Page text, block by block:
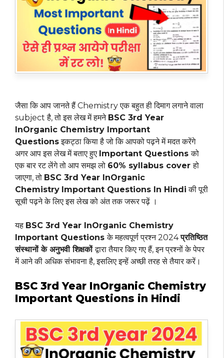
जैसा कि आप जानते हैं Chemistry एक बहुत ही दिमाग लगाने वाला
subject है, तो इस लेख में हमने BSC 3rd Year
InOrganic Chemistry Important
Questionsइकट्ठा किया है जो कि आपको पढ़ने में मदत करेंगे
अगर आप इस लेख में बताए हुए Important Questionsको
एक बार रट लेंगे तो आप समझ लो 60% syllabus coverहो
जाएगा, तो BSC 3rd Year InOrganic
Chemistry Important Questions In Hindi की पूरी
सूची पढ़ने के लिए इस लेख को अंत तक जरूर पढ़ें ।
यह BSC 3rd Year InOrganic Chemistry
Important Questionsके महत्वपूर्ण प्रश्न 2024प्रतिष्ठित
संस्थानों के अनुभवी शिक्षकोंद्वारा तैयार किए गए हैं, इन प्रश्नों के पेपर
में आने की अधिक संभावना है, इसलिए इन्हें अच्छी तरह से तैयार करें।
BSC 3rd Year InOrganic Chemistry
Important Questions in Hindi